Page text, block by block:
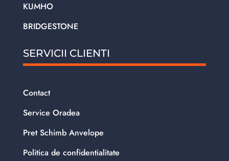
KUMHO
BRIDGESTONE
SERVICII CLIENTI
Contact
Service Oradea
Pret Schimb Anvelope
Politica de confidentialitate